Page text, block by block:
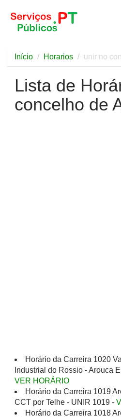
Início Horarios unir no
Lista de
concelho de
Horário da Carreira 1020
Industrial do Rossio - Arouca
VER HORÁRIO
Horário da Carreira 1019
CCT por Telhe - UNIR 1019 -
Horário da Carreira 1018